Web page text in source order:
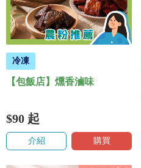
冷凍
【包飯店】燻香滷味
$90 起
介紹 購買